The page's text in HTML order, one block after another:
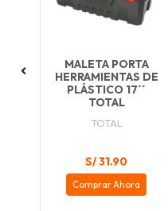
MALETA PORTA
HERRAMIENTAS DE
PLÁSTICO 17´´
TOTAL
TOTAL
S/ 31.90
Comprar Ahora